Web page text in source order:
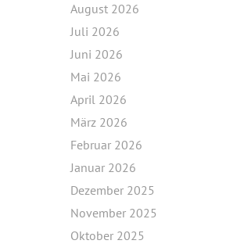
August 2026
Juli 2026
Juni 2026
Mai 2026
April 2026
März 2026
Februar 2026
Januar 2026
Dezember 2025
November 2025
Oktober 2025